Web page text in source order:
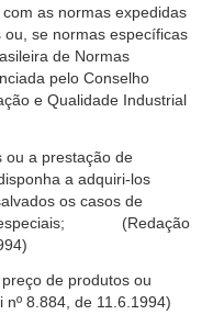
as normas expedidas
se normas específicas
de Normas
pelo Conselho
e Qualidade Industrial
ou a prestação de
a adquiri-los
os casos de
especiais; (Redação
de produtos ou
de 11.6.1994)